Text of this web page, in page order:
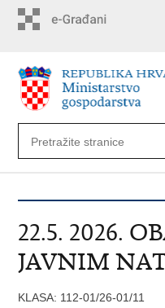
22.5. 2026.
JAVNIM
KLASA: 112-01/26-01/11